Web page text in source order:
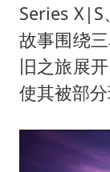
Series X|S
故事围绕
旧之旅展
使其被部